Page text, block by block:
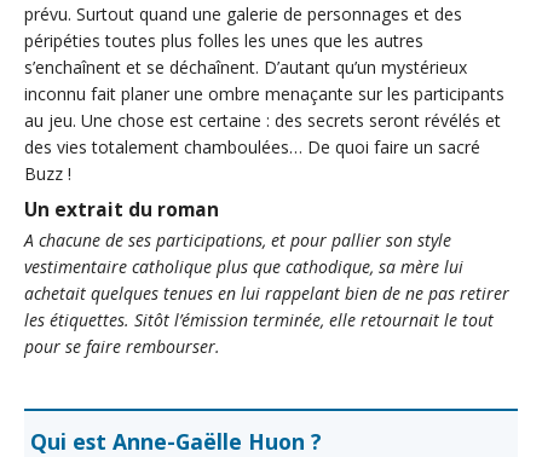
prévu. Surtout quand une galerie de personnages et des
péripéties toutes plus folles les unes que les autres
s’enchaînent et se déchaînent. D’autant qu’un mystérieux
inconnu fait planer une ombre menaçante sur les participants
au jeu. Une chose est certaine : des secrets seront révélés et
des vies totalement chamboulées… De quoi faire un sacré
Buzz !
Un extrait du roman
A chacune de ses participations, et pour pallier son style
vestimentaire catholique plus que cathodique, sa mère lui
achetait quelques tenues en lui rappelant bien de ne pas retirer
les étiquettes. Sitôt l’émission terminée, elle retournait le tout
pour se faire rembourser.
Qui est Anne-Gaëlle Huon ?